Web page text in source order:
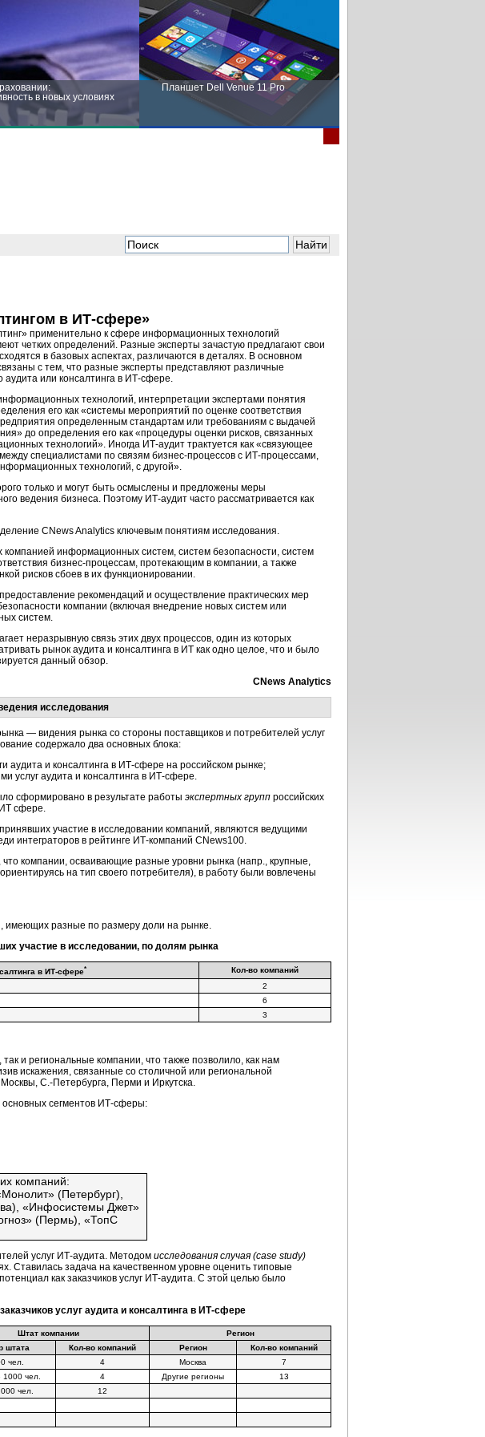
в новых условиях
Планшет Dell Venue 11 Pro
в ИТ-сфере»
применительно к сфере информационных технологий
четких определений. Разные эксперты зачастую предлагают свои
в базовых аспектах, различаются в деталях. В основном
с тем, что разные эксперты представляют различные
аудита или консалтинга в ИТ-сфере.
технологий, интерпретации экспертами понятия
его как «системы мероприятий по оценке соответствия
определенным стандартам или требованиям с выдачей
до определения его как «процедуры оценки рисков, связанных
технологий». Иногда ИТ-аудит трактуется как «связующее
специалистами по связям бизнес-процессов с ИТ-процессами,
технологий, с другой».
только и могут быть осмыслены и предложены меры
ведения бизнеса. Поэтому ИТ-аудит часто рассматривается как
CNews Analytics ключевым понятиям исследования.
информационных систем, систем безопасности, систем
бизнес-процессам, протекающим в компании, а также
рисков сбоев в их функционировании.
рекомендаций и осуществление практических мер
компании (включая внедрение новых систем или
систем.
неразрывную связь этих двух процессов, один из которых
рынок аудита и консалтинга в ИТ как одно целое, что и было
данный обзор.
CNews Analytics
исследования
— видения рынка со стороны поставщиков и потребителей услуг
содержало два основных блока:
аудита и консалтинга в ИТ-сфере на российском рынке;
услуг аудита и консалтинга в ИТ-сфере.
сформировано в результате работы экспертных групп российских
ИТ сфере.
участие в исследовании компаний, являются ведущими
интеграторов в рейтинге ИТ-компаний CNews100.
компании, осваивающие разные уровни рынка (напр., крупные,
на тип своего потребителя), в работу были вовлечены
имеющих разные по размеру доли на рынке.
участие в исследовании, по долям рынка
в ИТ-сфере*
Кол-во компаний
2
6
3
и региональные компании, что также позволило, как нам
искажения, связанные со столичной или региональной
С.-Петербурга, Перми и Иркутска.
основных сегментов ИТ-сферы:
компаний:
(Петербург),
«Инфосистемы Джет»
(Пермь), «ТопС
услуг ИТ-аудита. Методом исследования случая (case study)
Ставилась задача на качественном уровне оценить типовые
как заказчиков услуг ИТ-аудита. С этой целью было
услуг аудита и консалтинга в ИТ-сфере
Штат компании
Регион
штата Кол-во компаний Регион
Кол-во компаний
чел. 4 Москва
7
чел. 4 Другие регионы
13
чел.
12